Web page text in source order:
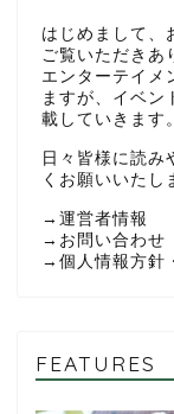
はじめまして
ご覧いただきあ
エンターテイメ
ますが、イベン
載していきます。
日々皆様に読み
くお願いいたし
→ 運営者情報
→ お問い合わせ
→ 個人情報方針
FEATURES